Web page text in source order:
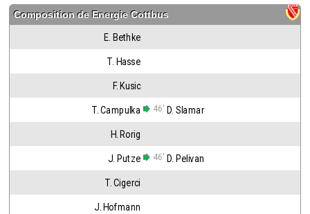
Composition de Energie Cottbus
E. Bethke
T. Hasse
F. Kusic
T. Campulka 46' D. Slamar
H. Rorig
J. Putze 46' D. Pelivan
T. Cigerci
J. Hofmann